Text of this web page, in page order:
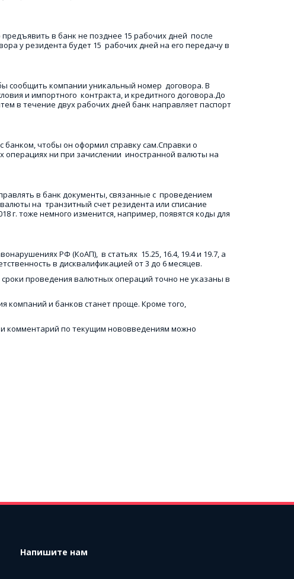
в банк не позднее 15 рабочих дней  после
у резидента будет 15  рабочих дней на его передачу в
сообщить компании уникальный номер  договора. В
и импортного  контракта, и кредитного договора.До
в течение двух рабочих дней банк направляет паспорт
банком, чтобы он оформил справку сам.Справки о
ни при зачислении  иностранной валюты на
в банк документы, связанные с  проведением
на  транзитный счет резидента или списание
г. тоже немного изменится, например, появятся коды для
РФ (КоАП),  в статьях  15.25, 16.4, 19.4 и 19.7, а
в дисквалификацией от 3 до 6 месяцев.
проведения валютных операций точно не указаны в
компаний и банков станет проще. Кроме того,
и комментарий по текущим нововведениям можно
Напишите нам